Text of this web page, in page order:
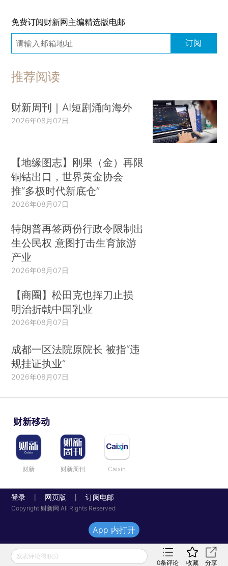
免费订阅财新网主编精选版电邮
订阅
推荐阅读
财新周刊｜AI短剧涌向海外
2026年08月07日
【地缘图志】刚果（金）再限
铜钴出口，世界黄金协会
推“多极时代新底仓”
2026年08月07日
特朗普再签两份行政令限制出
生公民权 意图打击生育旅游
产业
2026年08月07日
【商圈】松田克也挥刀止损
明治折戟中国乳业
2026年08月07日
成都一区法院原院长 被指“违
规挂证执业”
2026年08月07日
财新移动
财新 财新周刊 Caixin
登录 网页版 订阅电邮
Copyright 财新网 All Rights Reserved
发表评论得积分
0条评论 收藏 分享
App 内打开